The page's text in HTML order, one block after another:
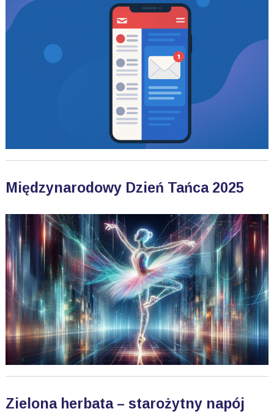
Międzynarodowy Dzień Tańca 2025
Zielona herbata – starożytny napój